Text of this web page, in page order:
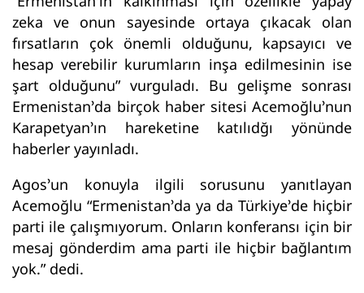
zeka ve onun sayesinde ortaya çıkacak olan
fırsatların çok önemli olduğunu, kapsayıcı ve
hesap verebilir kurumların inşa edilmesinin ise
şart olduğunu” vurguladı. Bu gelişme sonrası
Ermenistan’da birçok haber sitesi Acemoğlu’nun
Karapetyan’ın hareketine katılıdğı yönünde
haberler yayınladı.
Agos’un konuyla ilgili sorusunu yanıtlayan
Acemoğlu “Ermenistan’da ya da Türkiye’de hiçbir
parti ile çalışmıyorum. Onların konferansı için bir
mesaj gönderdim ama parti ile hiçbir bağlantım
yok.” dedi.